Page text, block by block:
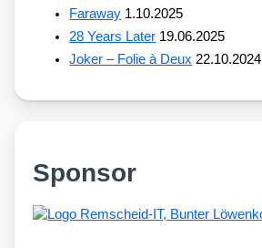
Faraway 1.10.2025
28 Years Later 19.06.2025
Joker – Folie à Deux 22.10.2024
Sponsor